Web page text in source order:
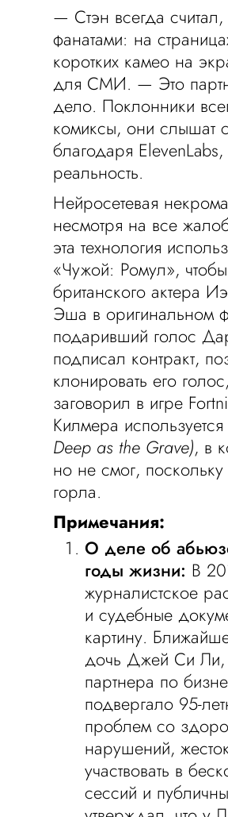
— Стэн всегда
фанатами: на
коротких камео на
для СМИ. — Это
дело. Поклонники
комиксы, они слышат
благодаря
реальность.
Нейросетевая
несмотря на все
эта технология
«Чужой: Ромул»,
британского актера
Эша в оригинальном
подаривший голос
подписал контракт,
клонировать его
заговорил в игре
Килмера
Deep as the Grave), в
но не смог,
горла.
Примечания:
О деле об
годы жизни: В
журналистское
и судебные
картину.
дочь Джей Си
партнера по
подвергало 95-
проблем со
нарушений,
участвовать в
сессий и